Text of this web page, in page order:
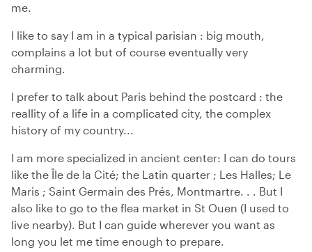
me.
I like to say I am in a typical parisian : big mouth,
complains a lot but of course eventually very
charming.
I prefer to talk about Paris behind the postcard : the
reallity of a life in a complicated city, the complex
history of my country...
I am more specialized in ancient center: I can do tours
like the Île de la Cité; the Latin quarter ; Les Halles; Le
Maris ; Saint Germain des Prés, Montmartre. . . But I
also like to go to the flea market in St Ouen (I used to
live nearby). But I can guide wherever you want as
long you let me time enough to prepare.